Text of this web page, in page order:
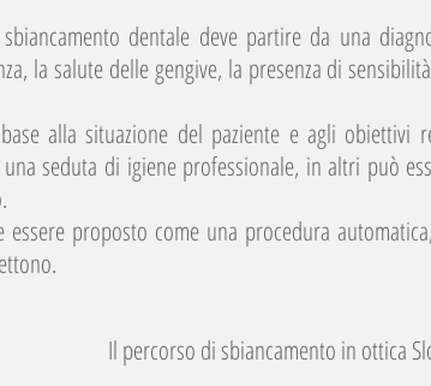
dentale deve partire da una
la salute delle gengive, la presenza di
alla situazione del paziente e agli obiettivi
seduta di igiene professionale, in altri può
essere proposto come una procedura
Il percorso di sbiancamento in ottica